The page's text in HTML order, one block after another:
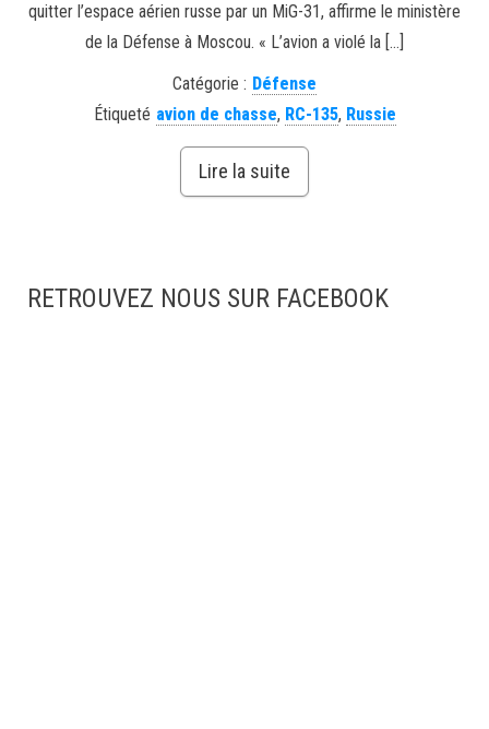
quitter l’espace aérien russe par un MiG-31, affirme le ministère
de la Défense à Moscou. « L’avion a violé la […]
Catégorie : Défense
Étiqueté avion de chasse, RC-135, Russie
Lire la suite
RETROUVEZ NOUS SUR FACEBOOK